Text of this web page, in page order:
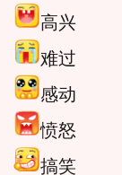
高兴
难过
感动
愤怒
搞笑